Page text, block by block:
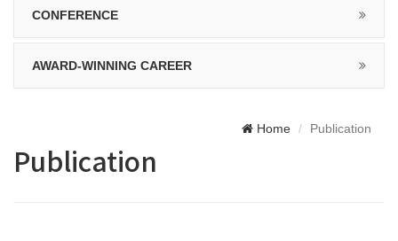
CONFERENCE
AWARD-WINNING CAREER
Home Publication
Publication